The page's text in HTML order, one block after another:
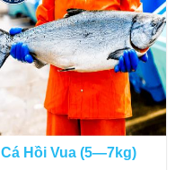
Cá Hồi Vua (5—7kg)